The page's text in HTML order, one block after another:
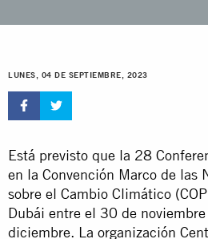
SIGNIFICATIVAS
ABORDAR LA
CLIMÁTICA Y
DERECHOS
LUNES, 04 DE SEPTIEMBRE, 2023
Está previsto que la 28
en la Convención Marco de las
sobre el Cambio Climático
Dubái entre el 30 de
diciembre. La organización